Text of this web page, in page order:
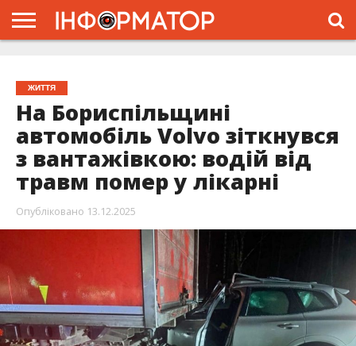
ПРОЄКТ
ЖИТТЯ
На Бориспільщині
автомобіль Volvo зіткнувся
з вантажівкою: водій від
травм помер у лікарні
Опубліковано 13.12.2025